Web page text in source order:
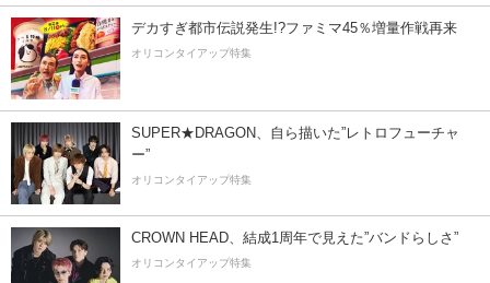
デカすぎ都市伝説発生!?ファミマ45％増量作戦再来
オリコンタイアップ特集
SUPER★DRAGON、自ら描いた”レトロフューチャ
ー”
オリコンタイアップ特集
CROWN HEAD、結成1周年で見えた”バンドらしさ”
オリコンタイアップ特集